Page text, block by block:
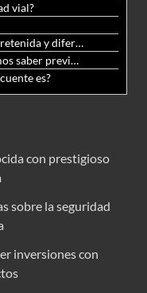
vial?
8. Diego Te lo Explica, una forma entretenida y diferente de aprender matemáticas y ciencias
9. Crédito hipotecario: lo que debemos saber previo a adquirir nuestra vivienda
es?
con prestigioso
sobre la seguridad
inversiones con